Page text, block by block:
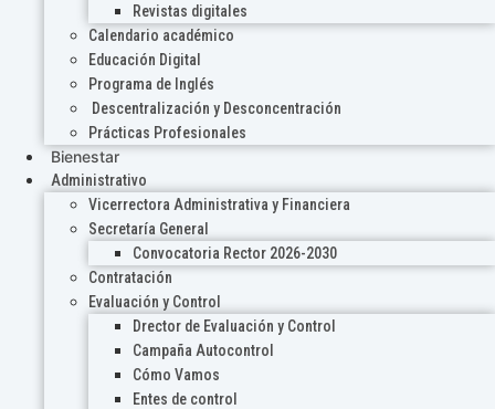
Revistas digitales
Calendario académico
Educación Digital
Programa de Inglés
Descentralización y Desconcentración
Prácticas Profesionales
Bienestar
Administrativo
Vicerrectora Administrativa y Financiera
Secretaría General
Convocatoria Rector 2026-2030
Contratación
Evaluación y Control
Drector de Evaluación y Control
Campaña Autocontrol
Cómo Vamos
Entes de control